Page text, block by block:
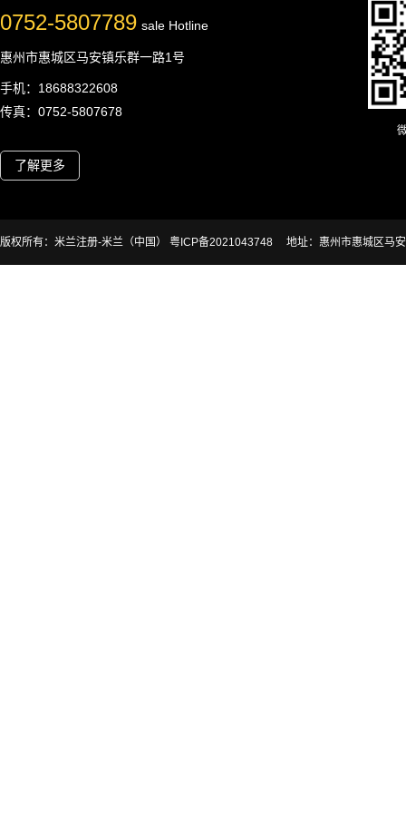
0752-5807789 sale Hotline
惠州市惠城区马安镇乐群一路1号
手机：18688322608
传真：0752-5807678
了解更多
版权所有：米兰注册-米兰（中国） 粤ICP备2021043748 地址：惠州市惠城区马